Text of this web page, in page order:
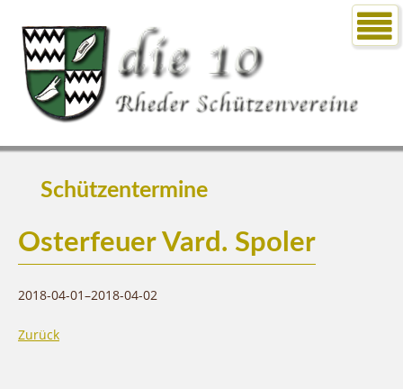
Schützentermine
Osterfeuer Vard. Spoler
2018-04-01–2018-04-02
Zurück